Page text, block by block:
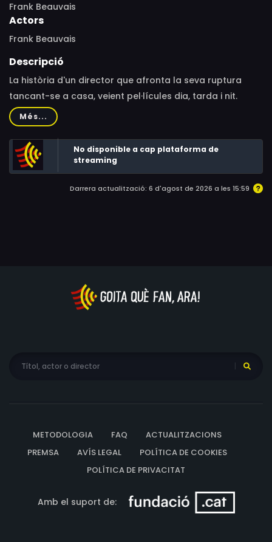
Frank Beauvais
Actors
Frank Beauvais
Descripció
La història d'un director que afronta la seva ruptura
tancant-se a casa, veient pel·lícules dia, tarda i nit.
D'aquest confinament sorgeix el collage més salvatge
del món. Una obra única i irrepetible.
Més...
No disponible a cap plataforma de
streaming
Darrera actualització: 6 d'agost de 2026 a les 15:59
METODOLOGIA FAQ
ACTUALITZACIONS
PREMSA
AVÍS LEGAL
POLÍTICA DE COOKIES
POLÍTICA DE PRIVACITAT
Amb el suport de: